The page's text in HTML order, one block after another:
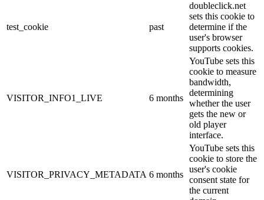
test_cookie past
doubleclick.net
sets this cookie to
determine if the
user's browser
supports cookies.
VISITOR_INFO1_LIVE 6 months
YouTube sets this
cookie to measure
bandwidth,
determining
whether the user
gets the new or
old player
interface.
VISITOR_PRIVACY_METADATA 6 months
YouTube sets this
cookie to store the
user's cookie
consent state for
the current